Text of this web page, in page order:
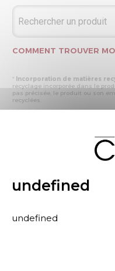
COMMENT TROUVER
* Incorporation de matières
recyclage incorporée dans le
pas précisée, le produit ou son
recyclées.
produite par les processus de
% en masse du déchet collecté
- « produit ou emballage
produite par les processus de
% en masse du déchet collecté
rubrique les primes et pénalités
organismes français) lors de la
undefined
undefined